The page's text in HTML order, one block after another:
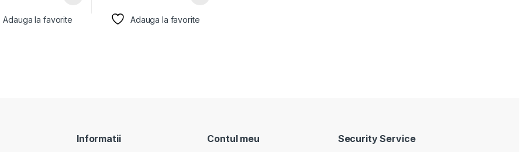
Adauga la favorite Adauga la favorite
Informatii Contul meu Security Service